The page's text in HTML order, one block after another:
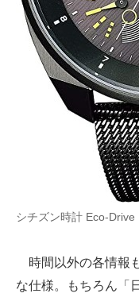
シチズン時計 Eco-Drive
時間以外の各情報
な仕様。もちろん「